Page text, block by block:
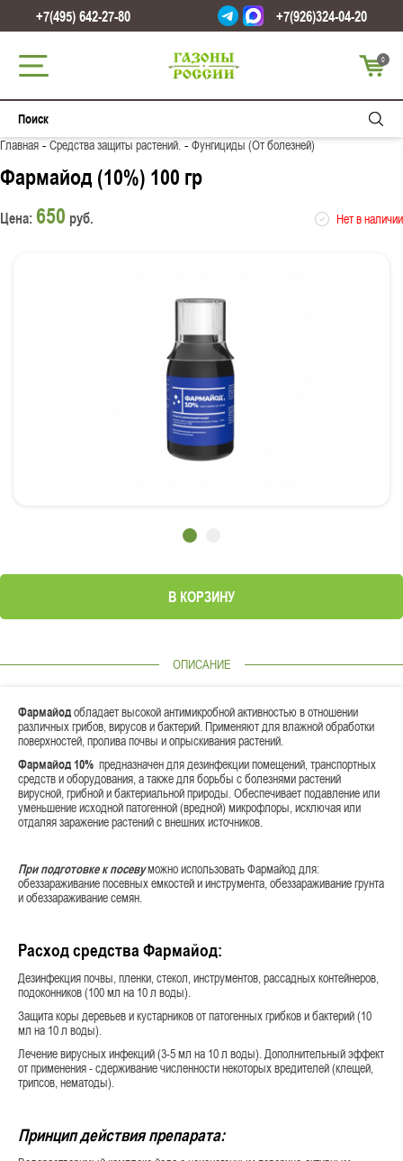
+7(495) 642-27-80 +7(926)324-04-20
0
Главная-Средства защиты растений.-Фунгициды (От болезней)
Фармайод (10%) 100 гр
Цена: 650 руб. Нет в наличии
В КОРЗИНУ
ОПИСАНИЕ
Фармайодобладает высокой антимикробной активностью в отношении
различных грибов, вирусов и бактерий. Применяют для влажной обработки
поверхностей, пролива почвы и опрыскивания растений.
Фармайод 10% предназначен для дезинфекции помещений, транспортных
средств и оборудования, а также для борьбы с болезнями растений
вирусной, грибной и бактериальной природы. Обеспечивает подавление или
уменьшение исходной патогенной (вредной) микрофлоры, исключая или
отдаляя заражение растений с внешних источников.
При подготовке к посевуможно использовать Фармайод для:
обеззараживание посевных емкостей и инструмента, обеззараживание грунта
и обеззараживание семян.
Расход средства Фармайод:
Дезинфекция почвы, пленки, стекол, инструментов, рассадных контейнеров,
подоконников (100 мл на 10 л воды).
Защита коры деревьев и кустарников от патогенных грибков и бактерий (10
мл на 10 л воды).
Лечение вирусных инфекций (3-5 мл на 10 л воды). Дополнительный эффект
от применения - сдерживание численности некоторых вредителей (клещей,
трипсов, нематоды).
Принцип действия препарата: